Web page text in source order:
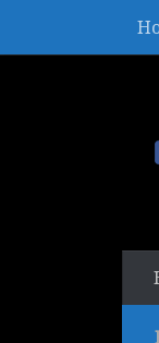
Skip to content